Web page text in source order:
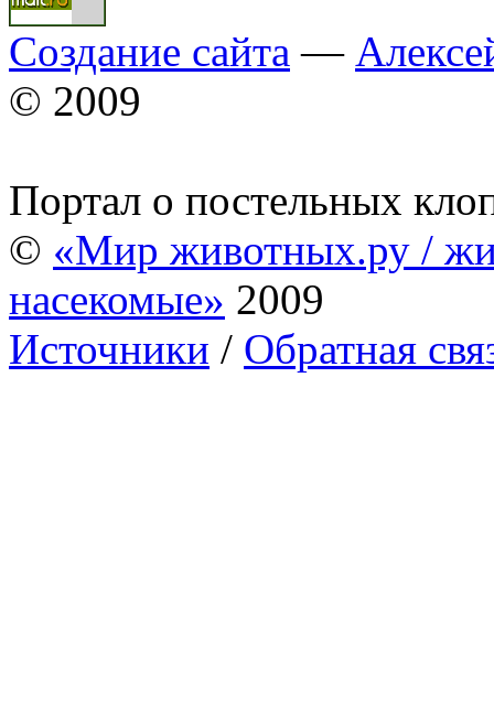
Создание сайта —
© 2009
Портал о постельных
© «Мир животных.ру /
насекомые» 2009
Источники / Обратная